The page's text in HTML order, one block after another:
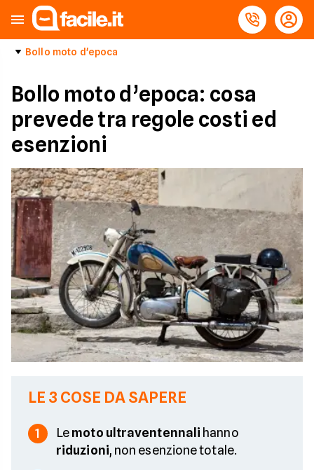
Bollo moto d'epoca
Bollo moto d’epoca: cosa
prevede tra regole costi ed
esenzioni
LE 3 COSE DA SAPERE
1 Lemoto ultraventennali hanno
riduzioni, non esenzione totale.